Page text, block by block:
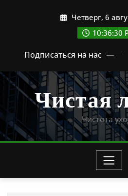
Четверг, 6
10:36:31
Подписаться на нас
Чистая
Чистота